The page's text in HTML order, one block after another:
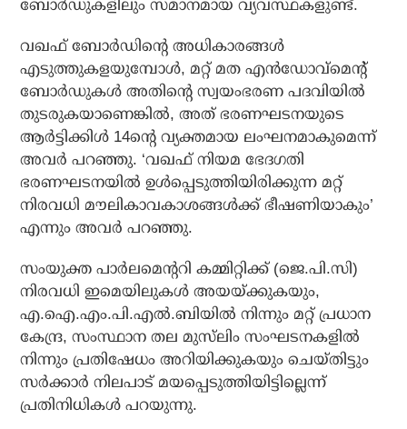
ബോർഡുകളിലും സമാനമായ വ്യവസ്ഥകളുണ്ട്.
വഖഫ് ബോർഡിന്റെ അധികാരങ്ങൾ
എടുത്തുകളയുമ്പോൾ, മറ്റ് മത എൻഡോവ്‌മെന്റ്
ബോർഡുകൾ അതിന്റെ സ്വയംഭരണ പദവിയിൽ
തുടരുകയാണെങ്കിൽ, അത് ഭരണഘടനയുടെ
ആർട്ടിക്കിൾ 14ന്റെ വ്യക്തമായ ലംഘനമാകുമെന്ന്
അവർ പറഞ്ഞു. ‘വഖഫ് നിയമ ഭേദഗതി
ഭരണഘടനയിൽ ഉൾപ്പെടുത്തിയിരിക്കുന്ന മറ്റ്
നിരവധി മൗലികാവകാശങ്ങൾക്ക് ഭീഷണിയാകും’
എന്നും അവർ പറഞ്ഞു.
സംയുക്ത പാർലമെന്ററി കമ്മിറ്റിക്ക് (ജെ.പി.സി)
നിരവധി ഇമെയിലുകൾ അയയ്ക്കുകയും,
എ.ഐ.എം.പി.എൽ.ബിയിൽ നിന്നും മറ്റ് പ്രധാന
കേന്ദ്ര, സംസ്ഥാന തല മുസ്‌ലിം സംഘടനകളിൽ
നിന്നും പ്രതിഷേധം അറിയിക്കുകയും ചെയ്തിട്ടും
സർക്കാർ നിലപാട് മയപ്പെടുത്തിയിട്ടില്ലെന്ന്
പ്രതിനിധികൾ പറയുന്നു.